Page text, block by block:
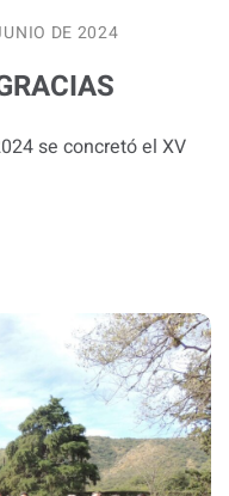
DE 2024
se concretó el XV